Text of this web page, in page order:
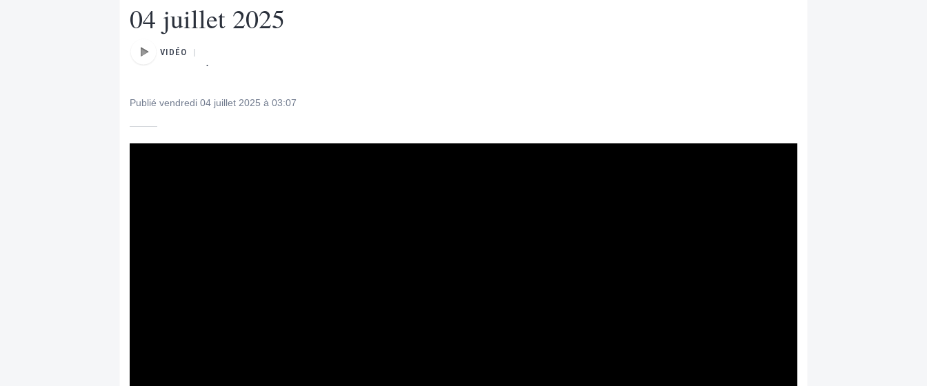
04 juillet 2025
VIDÉO
.
Publié vendredi 04 juillet 2025 à 03:07